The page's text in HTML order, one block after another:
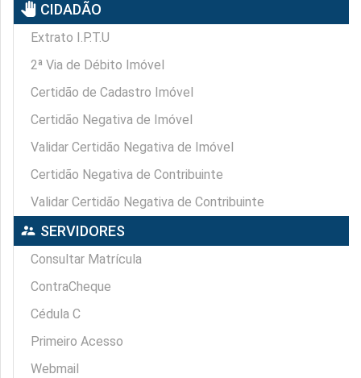
pan_tool CIDADÃO
Extrato I.P.T.U
2ª Via de Débito Imóvel
Certidão de Cadastro Imóvel
Certidão Negativa de Imóvel
Validar Certidão Negativa de Imóvel
Certidão Negativa de Contribuinte
Validar Certidão Negativa de Contribuinte
supervisor_account SERVIDORES
Consultar Matrícula
ContraCheque
Cédula C
Primeiro Acesso
Webmail